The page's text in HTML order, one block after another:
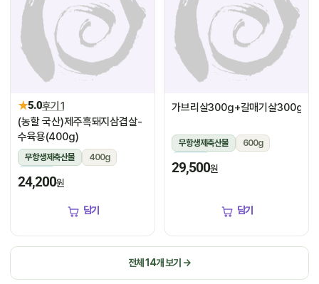
★5.0후기 1
(농할 국산)제주흑돼지삼겹살-
수육용(400g)
무항생제축산물
400g
냉장
24,200원
담기
가브리살300g+갈매기살300g
무항생제축산물
600g
냉장
29,500원
담기
전체 14개 보기 →